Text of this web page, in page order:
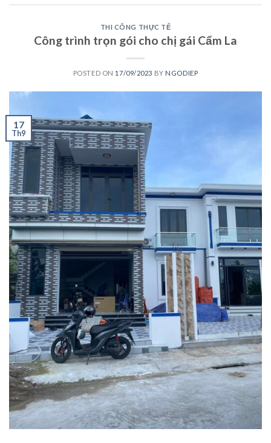
THI CÔNG THỰC TẾ
Công trình trọn gói cho chị gái Cẩm La
POSTED ON 17/09/2023 BY NGODIEP
17
Th9